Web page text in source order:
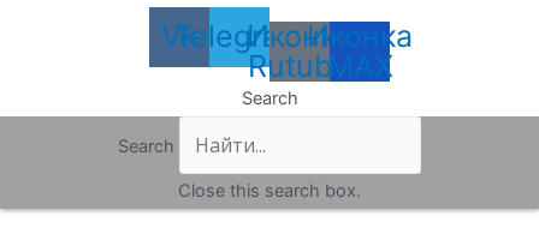
Vk
Telegram
Иконка
Rutube
Иконка
MAX
Search
Search
Close this search box.